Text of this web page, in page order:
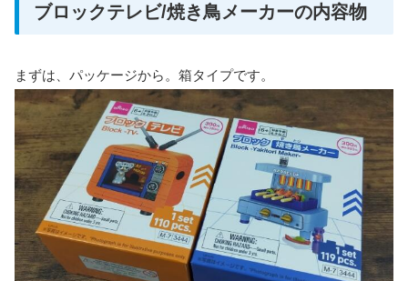
ブロックテレビ/焼き鳥メーカーの内容物
まずは、パッケージから。箱タイプです。